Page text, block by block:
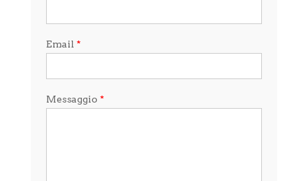
Email *
Messaggio *